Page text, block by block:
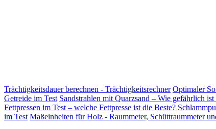
Trächtigkeitsdauer berechnen - Trächtigkeitsrechner Optimaler
Getreide im Test Sandstrahlen mit Quarzsand – Wie gefährlich
Fettpressen im Test – welche Fettpresse ist die Beste?
im Test Maßeinheiten für Holz - Raummeter, Schüttraummeter